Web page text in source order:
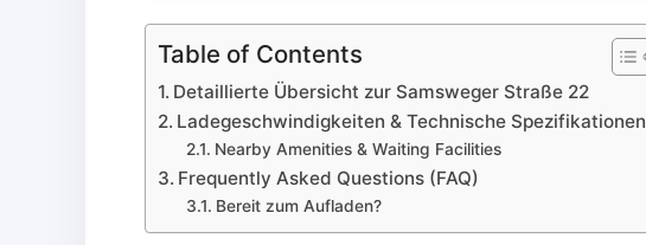
Table of Contents
Detaillierte Übersicht zur Samsweger Straße 22
Ladegeschwindigkeiten & Technische Spezifikationen
Nearby Amenities & Waiting Facilities
Frequently Asked Questions (FAQ)
Bereit zum Aufladen?